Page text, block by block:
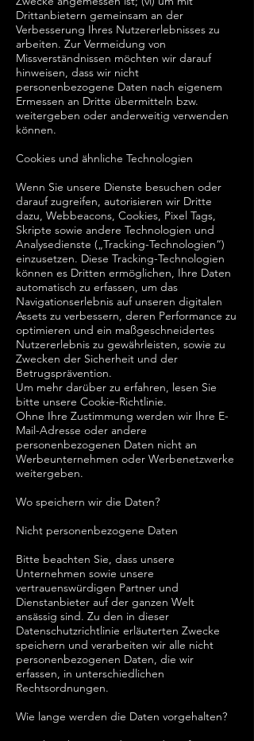
Drittanbietern gemeinsam an der
Verbesserung Ihres Nutzererlebnisses zu
arbeiten. Zur Vermeidung von
Missverständnissen möchten wir darauf
hinweisen, dass wir nicht
personenbezogene Daten nach eigenem
Ermessen an Dritte übermitteln bzw.
weitergeben oder anderweitig verwenden
können.
Cookies und ähnliche Technologien
Wenn Sie unsere Dienste besuchen oder
darauf zugreifen, autorisieren wir Dritte
dazu, Webbeacons, Cookies, Pixel Tags,
Skripte sowie andere Technologien und
Analysedienste („Tracking-Technologien“)
einzusetzen. Diese Tracking-Technologien
können es Dritten ermöglichen, Ihre Daten
automatisch zu erfassen, um das
Navigationserlebnis auf unseren digitalen
Assets zu verbessern, deren Performance zu
optimieren und ein maßgeschneidertes
Nutzererlebnis zu gewährleisten, sowie zu
Zwecken der Sicherheit und der
Betrugsprävention.
Um mehr darüber zu erfahren, lesen Sie
bitte unsere Cookie-Richtlinie.
Ohne Ihre Zustimmung werden wir Ihre E-
Mail-Adresse oder andere
personenbezogenen Daten nicht an
Werbeunternehmen oder Werbenetzwerke
weitergeben.
Wo speichern wir die Daten?
Nicht personenbezogene Daten
Bitte beachten Sie, dass unsere
Unternehmen sowie unsere
vertrauenswürdigen Partner und
Dienstanbieter auf der ganzen Welt
ansässig sind. Zu den in dieser
Datenschutzrichtlinie erläuterten Zwecke
speichern und verarbeiten wir alle nicht
personenbezogenen Daten, die wir
erfassen, in unterschiedlichen
Rechtsordnungen.
Wie lange werden die Daten vorgehalten?